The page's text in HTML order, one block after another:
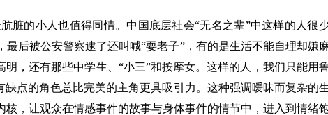
的小人也值得同情。中国底层社会“无名之辈”中这样的人很
后被公安警察逮了还叫喊“耍老子”，有的是生活不能自理却嫌
，还有那些中学生、“小三”和按摩女。这样的人，我们只能用
点的角色总比完美的主角更具吸引力。这种强调暧昧而复杂的
，让观众在情感事件的故事与身体事件的情节中，进入到情绪